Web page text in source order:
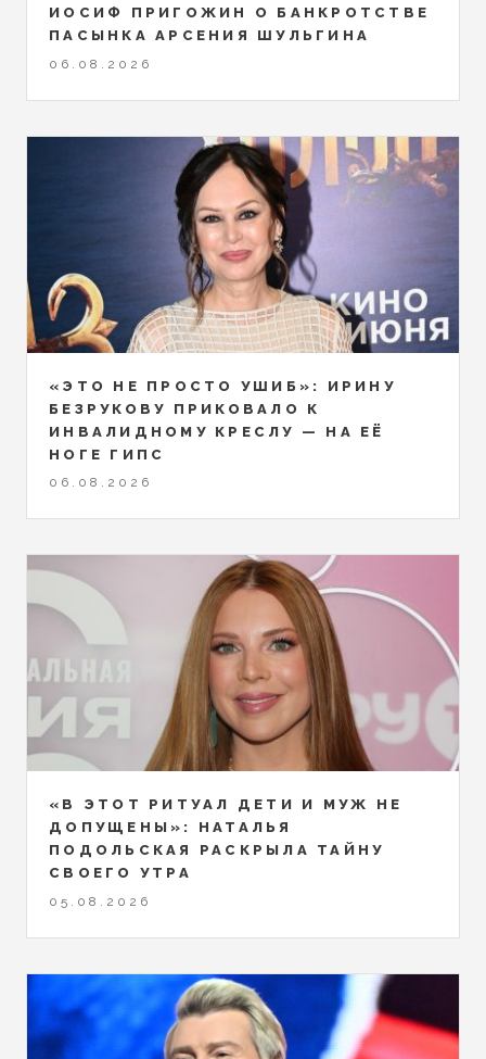
ИОСИФ ПРИГОЖИН О БАНКРОТСТВЕ
ПАСЫНКА АРСЕНИЯ ШУЛЬГИНА
06.08.2026
«ЭТО НЕ ПРОСТО УШИБ»: ИРИНУ
БЕЗРУКОВУ ПРИКОВАЛО К
ИНВАЛИДНОМУ КРЕСЛУ — НА ЕЁ
НОГЕ ГИПС
06.08.2026
«В ЭТОТ РИТУАЛ ДЕТИ И МУЖ НЕ
ДОПУЩЕНЫ»: НАТАЛЬЯ
ПОДОЛЬСКАЯ РАСКРЫЛА ТАЙНУ
СВОЕГО УТРА
05.08.2026